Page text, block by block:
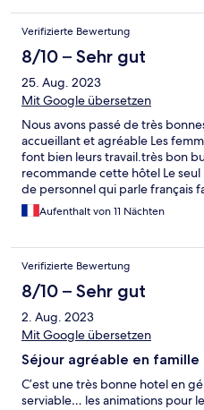
Verifizierte Bewertung
8/10 – Sehr gut
25. Aug. 2023
Mit Google übersetzen
Nous avons passé de très
accueillant et agréable Les
font bien leurs travail.très bon
recommande cette hôtel Le
de personnel qui parle français
mettre plus de musiques
Aufenthalt von 11 Nächten
Verifizierte Bewertung
8/10 – Sehr gut
2. Aug. 2023
Mit Google übersetzen
Séjour agréable en famille
C’est une très bonne hotel en
serviable… les animations pour